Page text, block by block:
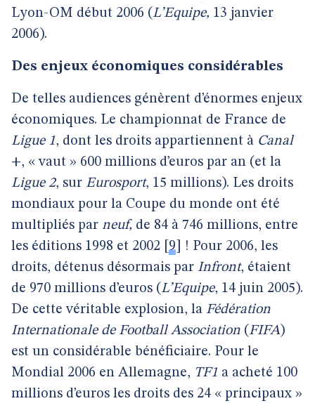
Lyon-OM début 2006 (L’Equipe, 13 janvier
2006).
Des enjeux économiques considérables
De telles audiences génèrent d’énormes enjeux
économiques. Le championnat de France de
Ligue 1, dont les droits appartiennent à Canal
+, « vaut » 600 millions d’euros par an (et la
Ligue 2, sur Eurosport, 15 millions). Les droits
mondiaux pour la Coupe du monde ont été
multipliés par neuf, de 84 à 746 millions, entre
les éditions 1998 et 2002 9 ! Pour 2006, les
droits, détenus désormais par Infront, étaient
de 970 millions d’euros (L’Equipe, 14 juin 2005).
De cette véritable explosion, la Fédération
Internationale de Football Association (FIFA)
est un considérable bénéficiaire. Pour le
Mondial 2006 en Allemagne, TF1 a acheté 100
millions d’euros les droits des 24 « principaux »